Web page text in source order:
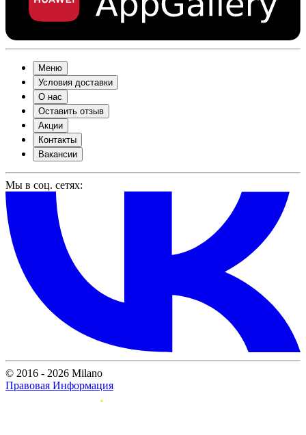
Меню
Условия доставки
О нас
Оставить отзыв
Акции
Контакты
Вакансии
Мы в соц. сетях:
© 2016 - 2026 Milano
Правовая Информация